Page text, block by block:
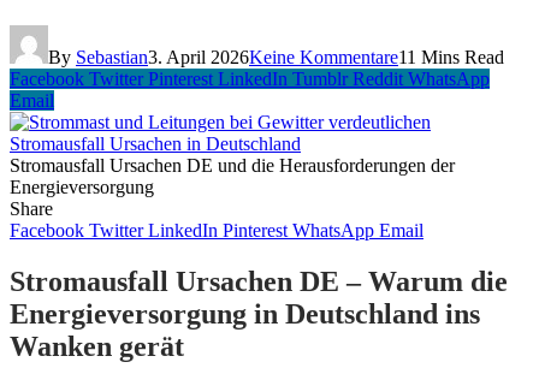
By Sebastian3. April 2026Keine Kommentare11 Mins Read
Facebook Twitter Pinterest LinkedIn Tumblr Reddit WhatsApp
Email
Stromausfall Ursachen DE und die Herausforderungen der
Energieversorgung
Share
Facebook Twitter LinkedIn Pinterest WhatsApp Email
Stromausfall Ursachen DE – Warum die
Energieversorgung in Deutschland ins
Wanken gerät